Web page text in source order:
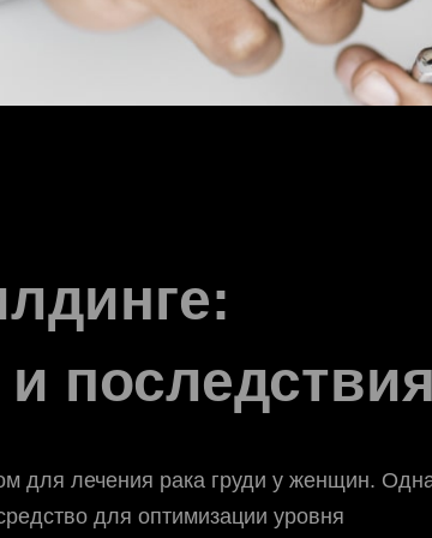
для лечения рака груди у женщин.
для оптимизации уровня